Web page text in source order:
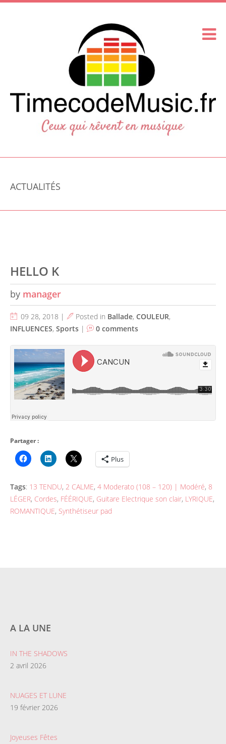
ACTUALITÉS
HELLO K
by manager
09 28, 2018 | Posted in Ballade, COULEUR,
INFLUENCES, Sports | 0 comments
Partager :
Plus
Tags: 13 TENDU, 2 CALME, 4 Moderato (108 – 120) | Modéré, 8
LÉGER, Cordes, FÉÉRIQUE, Guitare Electrique son clair, LYRIQUE,
ROMANTIQUE, Synthétiseur pad
A LA UNE
IN THE SHADOWS
2 avril 2026
NUAGES ET LUNE
19 février 2026
Joyeuses Fêtes